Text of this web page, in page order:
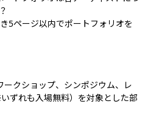
5ページ以内でポートフォリオを
クショップ、シンポジウム、レ
ずれも入場無料）を対象とした部